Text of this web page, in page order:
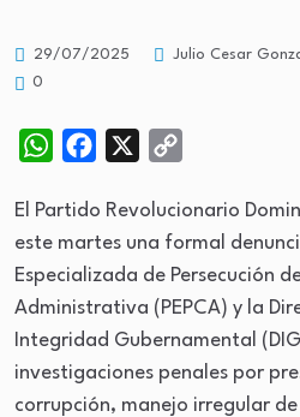
29/07/2025 Julio Cesar
0
WhatsAppFacebook
El Partido Revolucionario
este martes una formal
Especializada de Persecución
Administrativa (PEPCA) y la
Integridad Gubernamental
investigaciones penales por
corrupción, manejo irregular